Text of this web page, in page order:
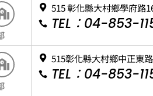
515 彰化縣大村鄉學府路
TEL：04-853-
515彰化縣大村鄉中正東
TEL：04-853-